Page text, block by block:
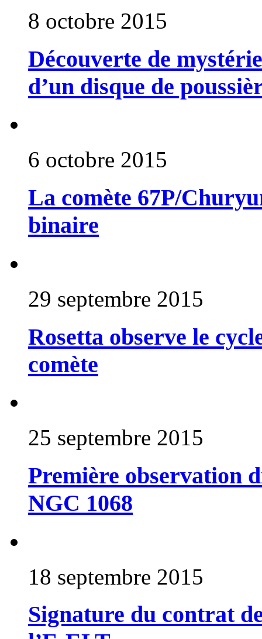
8 octobre 2015
Découverte de
d’un disque de
6 octobre 2015
La comète 67P/
binaire
29 septembre 2015
Rosetta observe le
comète
25 septembre 2015
Première observation
NGC 1068
18 septembre 2015
Signature du contrat